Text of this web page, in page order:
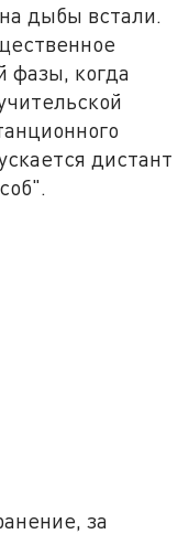
дыбы встали.
фазы, когда
дистант
за